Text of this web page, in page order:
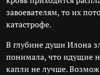
завоевателям, то их
катастрофе.
В глубине души Илона
понимала, что идущие
капли не лучше.